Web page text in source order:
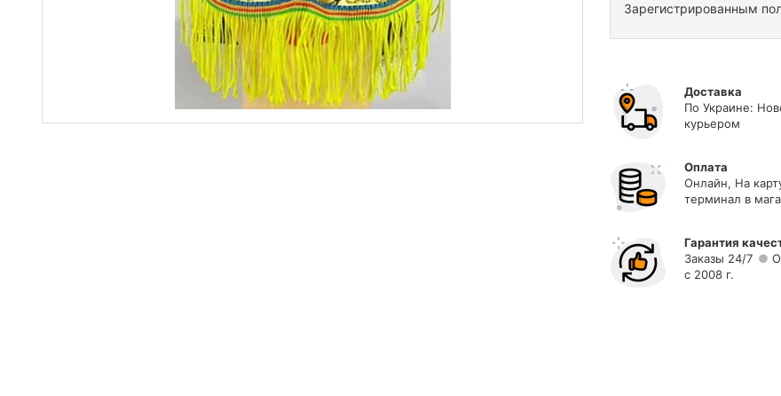
Зарегистрированным
Доставка
По Украине:
курьером
Оплата
Онлайн, На
терминал в
Гарантия
Заказы 24/7
с 2008 г.